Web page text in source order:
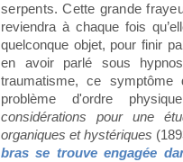
serpents. Cette grande
reviendra à chaque fois
quelconque objet, pour finir
en avoir parlé sous
traumatisme, ce
problème d'ordre
considérations pour une
organiques et hystériques
bras se trouve engagée